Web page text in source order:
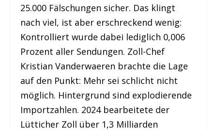
25.000 Fälschungen sicher. Das klingt
nach viel, ist aber erschreckend wenig:
Kontrolliert wurde dabei lediglich 0,006
Prozent aller Sendungen. Zoll-Chef
Kristian Vanderwaeren brachte die Lage
auf den Punkt: Mehr sei schlicht nicht
möglich. Hintergrund sind explodierende
Importzahlen. 2024 bearbeitete der
Lütticher Zoll über 1,3 Milliarden